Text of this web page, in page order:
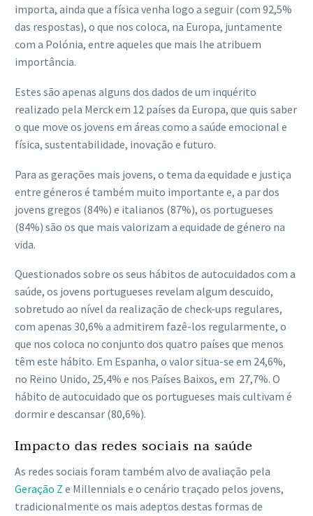
importa, ainda que a física venha logo a seguir (com 92,5%
das respostas), o que nos coloca, na Europa, juntamente
com a Polónia, entre aqueles que mais lhe atribuem
importância.
Estes são apenas alguns dos dados de um inquérito
realizado pela Merck em 12 países da Europa, que quis saber
o que move os jovens em áreas como a saúde emocional e
física, sustentabilidade, inovação e futuro.
Para as gerações mais jovens, o tema da equidade e justiça
entre géneros é também muito importante e, a par dos
jovens gregos (84%) e italianos (87%), os portugueses
(84%) são os que mais valorizam a equidade de género na
vida.
Questionados sobre os seus hábitos de autocuidados com a
saúde, os jovens portugueses revelam algum descuido,
sobretudo ao nível da realização de check-ups regulares,
com apenas 30,6% a admitirem fazê-los regularmente, o
que nos coloca no conjunto dos quatro países que menos
têm este hábito. Em Espanha, o valor situa-se em 24,6%,
no Reino Unido, 25,4% e nos Países Baixos, em 27,7%. O
hábito de autocuidado que os portugueses mais cultivam é
dormir e descansar (80,6%).
Impacto das redes sociais na saúde
As redes sociais foram também alvo de avaliação pela
Geração Z e Millennials e o cenário traçado pelos jovens,
tradicionalmente os mais adeptos destas formas de